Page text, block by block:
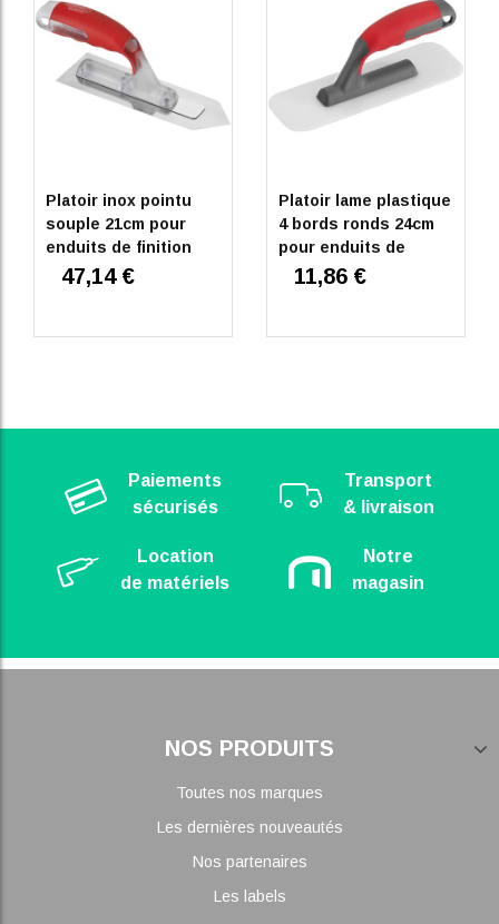
Platoir inox pointu
souple 21cm pour
enduits de finition
47,14 €
Platoir lame plastique
4 bords ronds 24cm
pour enduits de
décoration
11,86 €
Paiements
sécurisés
Transport
& livraison
Location
de matériels
Notre
magasin
NOS PRODUITS
Toutes nos marques
Les dernières nouveautés
Nos partenaires
Les labels